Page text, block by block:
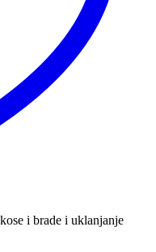
i brade i uklanjanje